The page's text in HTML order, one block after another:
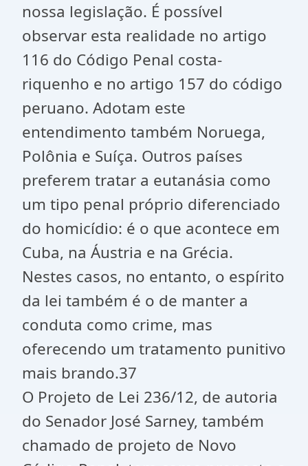
nossa legislação. É possível
observar esta realidade no artigo
116 do Código Penal costa-
riquenho e no artigo 157 do código
peruano. Adotam este
entendimento também Noruega,
Polônia e Suíça. Outros países
preferem tratar a eutanásia como
um tipo penal próprio diferenciado
do homicídio: é o que acontece em
Cuba, na Áustria e na Grécia.
Nestes casos, no entanto, o espírito
da lei também é o de manter a
conduta como crime, mas
oferecendo um tratamento punitivo
mais brando.37
O Projeto de Lei 236/12, de autoria
do Senador José Sarney, também
chamado de projeto de Novo